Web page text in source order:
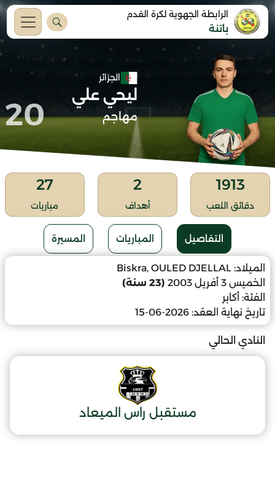
الرابطة الجهوية لكرة القدم
باتنة
الجزائر
ليحي علي
مهاجم 20
1913
دقائق اللعب
2
أهداف
27
مباريات
التفاصيل المباريات المسيرة
الميلاد: Biskra, OULED DJELLAL
الخميس 3 أفريل 2003
(23 سنة)
الفئة: أكابر
تاريخ نهاية العقد: 2026-06-15
النادي الحالي
مستقبل راس الميعاد